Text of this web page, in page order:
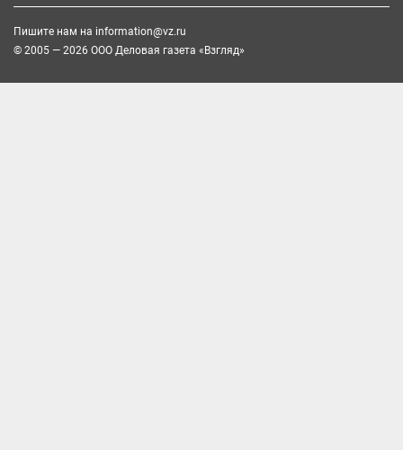
Пишите нам на information@vz.ru
© 2005 — 2026 ООО Деловая газета «Взгляд»